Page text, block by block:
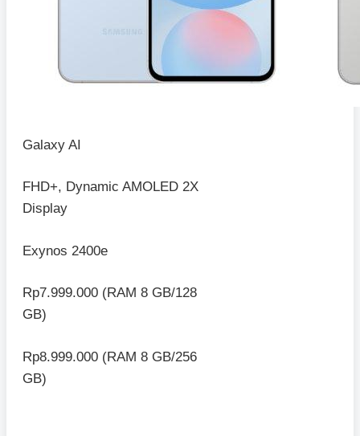
Galaxy AI
FHD+, Dynamic AMOLED 2X
Display
Exynos 2400e
Rp7.999.000 (RAM 8 GB/128
GB)
Rp8.999.000 (RAM 8 GB/256
GB)